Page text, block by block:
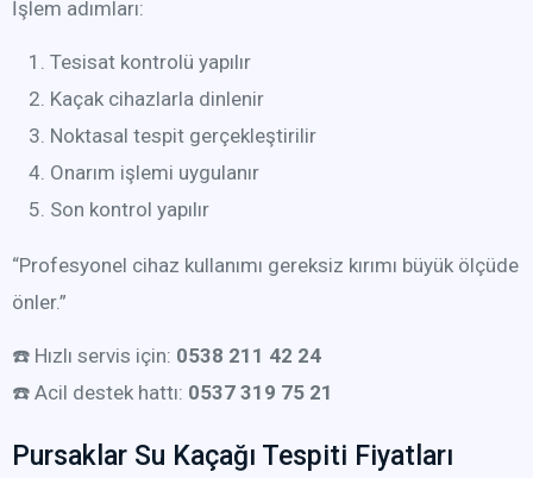
İşlem adımları:
Tesisat kontrolü yapılır
Kaçak cihazlarla dinlenir
Noktasal tespit gerçekleştirilir
Onarım işlemi uygulanır
Son kontrol yapılır
“Profesyonel cihaz kullanımı gereksiz kırımı büyük ölçüde
önler.”
☎️ Hızlı servis için: 0538 211 42 24
☎️ Acil destek hattı: 0537 319 75 21
Pursaklar Su Kaçağı Tespiti Fiyatları